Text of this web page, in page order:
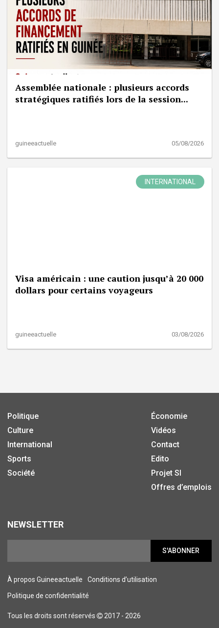
Assemblée nationale : plusieurs accords
stratégiques ratifiés lors de la session...
guineeactuelle 05/08/2026
INTERNATIONAL
Visa américain : une caution jusqu’à 20 000
dollars pour certains voyageurs
guineeactuelle 03/08/2026
Politique
Culture
International
Sports
Société
Économie
Vidéos
Contact
Edito
Projet SI
Offres d’emplois
NEWSLETTER
S'ABONNER
À propos Guineeactuelle Conditions d’utilisation
Politique de confidentialité
Tous les droits sont réservés 2017 - 2026